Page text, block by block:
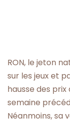
RON, le jeton
sur les jeux et
hausse des prix
semaine
Néanmoins, sa